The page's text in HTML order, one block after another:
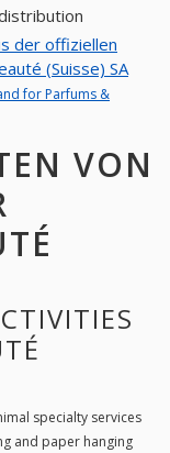
der offiziellen
(Suisse) SA
for Parfums &
VON
specialty services
and paper hanging